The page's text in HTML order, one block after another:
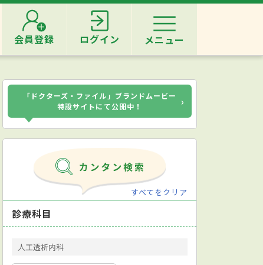
会員登録 ログイン メニュー
「ドクターズ・ファイル」ブランドムービー
特設サイトにて公開中！
›
すべてをクリア
診療科目
人工透析内科